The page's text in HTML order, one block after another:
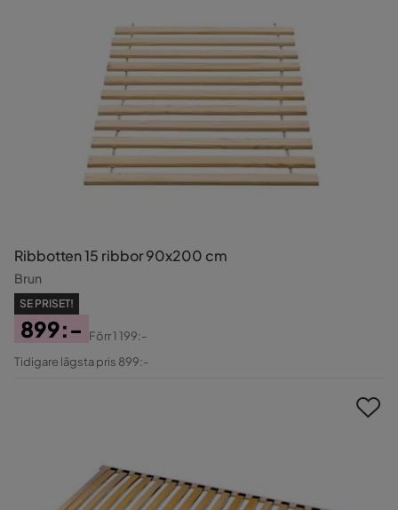
Ribbotten 15 ribbor 90x200 cm
Brun
SE PRISET!
Pris
899:-
Original
Förr1 199:-
Tidigare lägsta pris 899:-